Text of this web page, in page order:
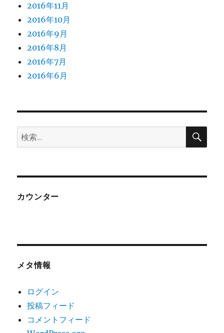
2016年11月
2016年10月
2016年9月
2016年8月
2016年7月
2016年6月
検
索:
検
カウンター
メタ情報
ログイン
投稿フィード
コメントフィード